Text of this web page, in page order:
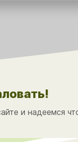
и надеемся